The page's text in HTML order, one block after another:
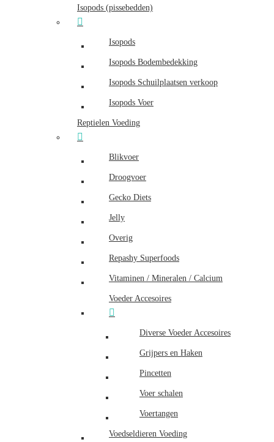
Isopods (pissebedden)
Isopods
Isopods Bodembedekking
Isopods Schuilplaatsen verkoop
Isopods Voer
Reptielen Voeding
Blikvoer
Droogvoer
Gecko Diets
Jelly
Overig
Repashy Superfoods
Vitaminen / Mineralen / Calcium
Voeder Accesoires
Diverse Voeder Accesoires
Grijpers en Haken
Pincetten
Voer schalen
Voertangen
Voedseldieren Voeding